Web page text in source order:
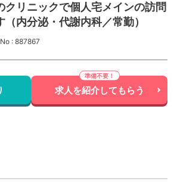
リニックで個人宅メインの訪問
内分泌・代謝内科／常勤）
: 887867
求人を紹介してもらう